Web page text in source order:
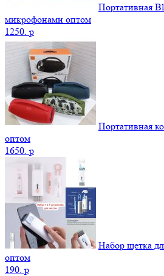
Портативная
микрофонами оптом
1250. p
Портативная
оптом
1650. p
Набор щетка
оптом
190. p